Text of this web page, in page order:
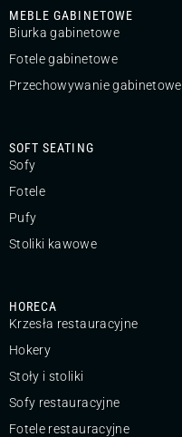
MEBLE GABINETOWE
Biurka gabinetowe
Fotele gabinetowe
Przechowywanie gabinetowe
SOFT SEATING
Sofy
Fotele
Pufy
Stoliki kawowe
HORECA
Krzesła restauracyjne
Hokery
Stoły i stoliki
Sofy restauracyjne
Fotele restauracyjne